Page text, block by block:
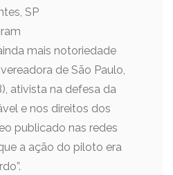
SP
mais notoriedade
de São Paulo,
ativista na defesa da
e nos direitos dos
publicado nas redes
a ação do piloto era